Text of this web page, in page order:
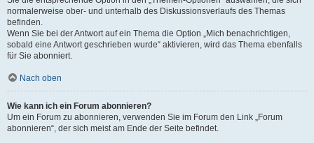
normalerweise ober- und unterhalb des Diskussionsverlaufs des Themas
befinden.
Wenn Sie bei der Antwort auf ein Thema die Option „Mich benachrichtigen,
sobald eine Antwort geschrieben wurde“ aktivieren, wird das Thema ebenfalls
für Sie abonniert.
Nach oben
Wie kann ich ein Forum abonnieren?
Um ein Forum zu abonnieren, verwenden Sie im Forum den Link „Forum
abonnieren“, der sich meist am Ende der Seite befindet.